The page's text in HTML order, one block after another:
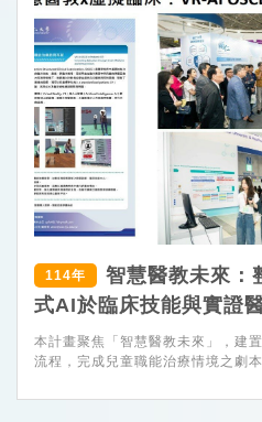
114年
智慧醫教未來：
式AI於臨床技能與實證
本計畫聚焦「智慧醫教未來」，建
流程，完成兒童職能治療情境之劇